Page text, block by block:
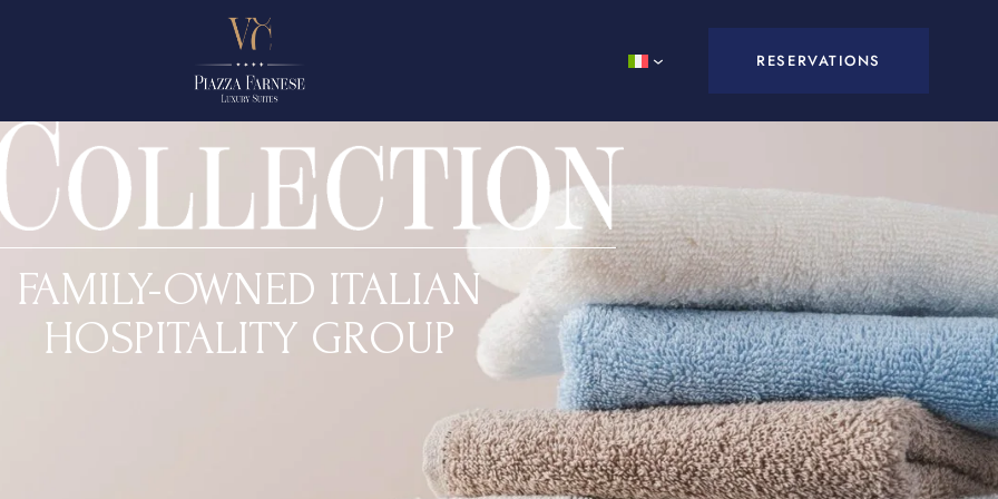
RESERVATIONS
FAMILY-OWNED ITALIAN
HOSPITALITY GROUP